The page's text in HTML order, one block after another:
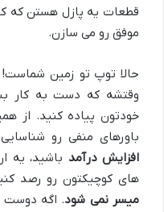
قطعات یه پازل هستن که
موفق رو می سازن.
حالا توپ تو زمین شماست!
وقتشه که دست به کار
خودتون پیاده کنید. از
باورهای منفی رو
افزایش درآمد باشید، یه
های کوچیکتون رو رصد
میسر نمی شود. اگه دوست